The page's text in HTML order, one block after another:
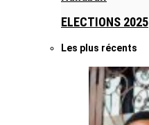
ELECTIONS 2025
Les plus récents